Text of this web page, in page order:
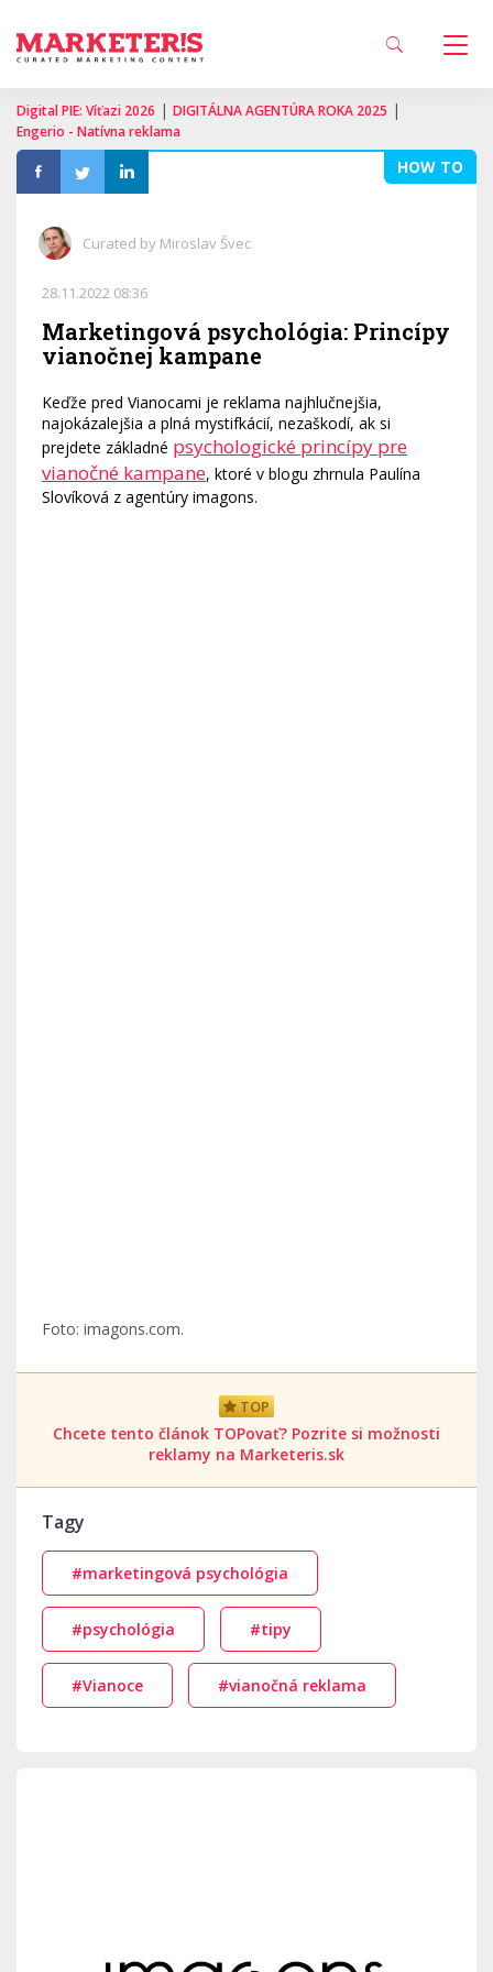
Digital PIE: Víťazi 2026 | DIGITÁLNA AGENTÚRA ROKA 2025 |
Engerio - Natívna reklama
HOW TO
Curated by Miroslav Švec
28.11.2022 08:36
Marketingová psychológia: Princípy
vianočnej kampane
Keďže pred Vianocami je reklama najhlučnejšia,
najokázalejšia a plná mystifkácií, nezaškodí, ak si
prejdete základné psychologické princípy pre
vianočné kampane, ktoré v blogu zhrnula Paulína
Slovíková z agentúry imagons.
Foto: imagons.com.
TOP
Chcete tento článok TOPovať? Pozrite si možnosti
reklamy na Marketeris.sk
Tagy
#marketingová psychológia
#psychológia #tipy
#Vianoce #vianočná reklama